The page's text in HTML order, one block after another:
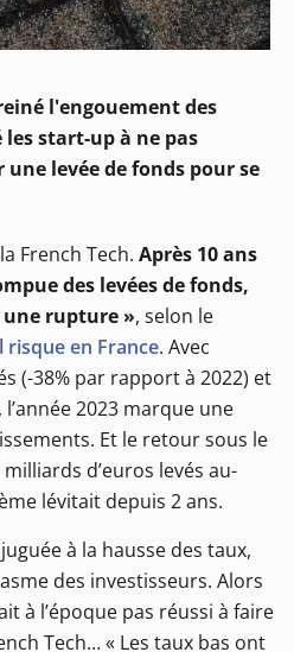
l'engouement des
start-up à ne pas
levée de fonds pour se
French Tech. Après 10 ans
des levées de fonds,
une rupture », selon le
risque en France. Avec
(-38% par rapport à 2022) et
2023 marque une
Et le retour sous le
d’euros levés au-
lévitait depuis 2 ans.
à la hausse des taux,
des investisseurs. Alors
à l’époque pas réussi à faire
Tech… « Les taux bas ont